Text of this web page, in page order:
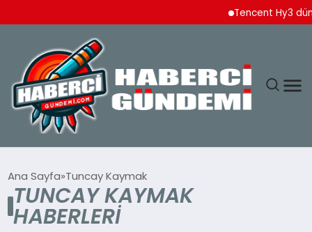
Tencent Hy3
YAŞAM
Ana Sayfa Tuncay Kaymak
TUNCAY KAYMAK
HABERLERI